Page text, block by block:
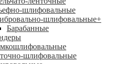
шлифовальные
шлифовальные+
Барабанные
шлифовальные